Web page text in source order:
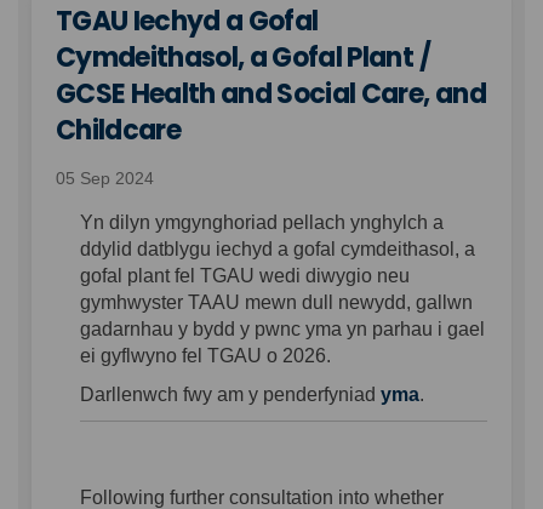
TGAU Iechyd a Gofal
Cymdeithasol, a Gofal Plant /
GCSE Health and Social Care, and
Childcare
05 Sep 2024
Yn dilyn ymgynghoriad pellach ynghylch a
ddylid datblygu iechyd a gofal cymdeithasol, a
gofal plant fel TGAU wedi diwygio neu
gymhwyster TAAU mewn dull newydd, gallwn
gadarnhau y bydd y pwnc yma yn parhau i gael
ei gyflwyno fel TGAU o 2026.
Darllenwch fwy am y penderfyniad yma.
Following further consultation into whether